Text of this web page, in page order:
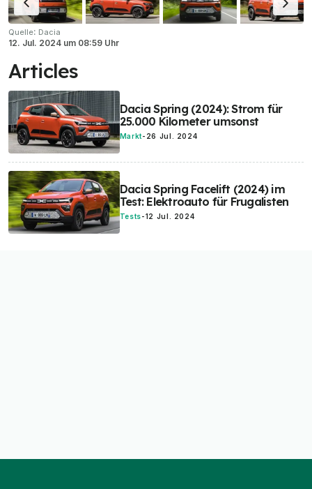
Quelle: Dacia
12. Jul. 2024 um 08:59 Uhr
Articles
Dacia Spring (2024): Strom für
25.000 Kilometer umsonst
Markt- 26 Jul. 2024
Dacia Spring Facelift (2024) im
Test: Elektroauto für Frugalisten
Tests-12 Jul. 2024